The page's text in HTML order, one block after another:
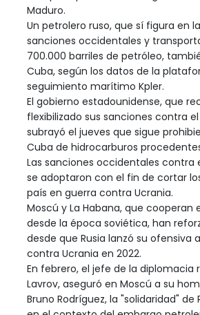
Maduro.
Un petrolero ruso, que sí figura en
sanciones occidentales y
700.000 barriles de petróleo,
Cuba, según los datos de la
seguimiento marítimo Kpler.
El gobierno estadounidense, que
flexibilizado sus sanciones contra
subrayó el jueves que sigue
Cuba de hidrocarburos
Las sanciones occidentales contra
se adoptaron con el fin de cortar
país en guerra contra Ucrania.
Moscú y La Habana, que
desde la época soviética, han
desde que Rusia lanzó su ofensiva
contra Ucrania en 2022.
En febrero, el jefe de la diplomacia
Lavrov, aseguró en Moscú a su
Bruno Rodríguez, la "solidaridad" de